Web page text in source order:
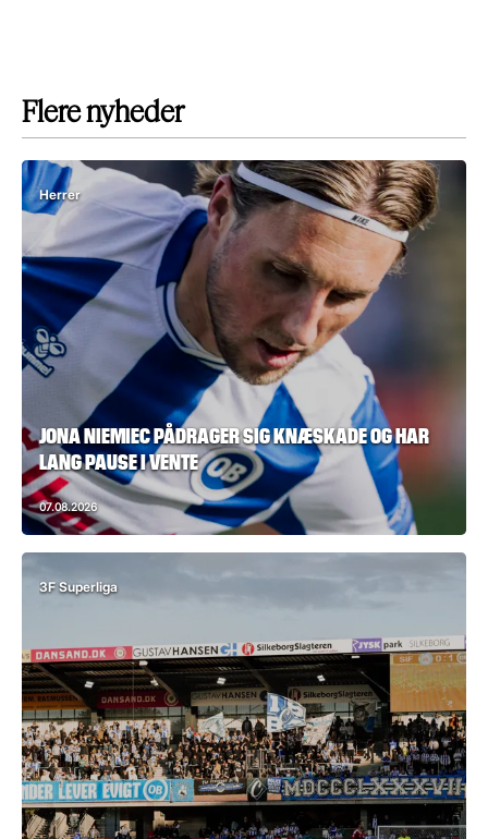
Flere nyheder
Herrer
JONA NIEMIEC PÅDRAGER SIG KNÆSKADE OG HAR
LANG PAUSE I VENTE
07.08.2026
3F Superliga